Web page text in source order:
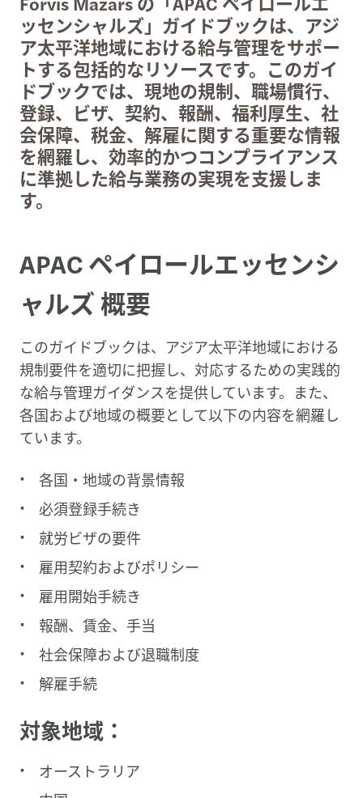
ッセンシャルズ」ガイドブックは、アジ
ア太平洋地域における給与管理をサポー
トする包括的なリソースです。このガイ
ドブックでは、現地の規制、職場慣行、
登録、ビザ、契約、報酬、福利厚生、社
会保障、税金、解雇に関する重要な情報
を網羅し、効率的かつコンプライアンス
に準拠した給与業務の実現を支援しま
す。
APAC ペイロールエッセンシ
ャルズ 概要
このガイドブックは、アジア太平洋地域における
規制要件を適切に把握し、対応するための実践的
な給与管理ガイダンスを提供しています。また、
各国および地域の概要として以下の内容を網羅し
ています。
各国・地域の背景情報
必須登録手続き
就労ビザの要件
雇用契約およびポリシー
雇用開始手続き
報酬、賃金、手当
社会保障および退職制度
解雇手続
対象地域：
オーストラリア